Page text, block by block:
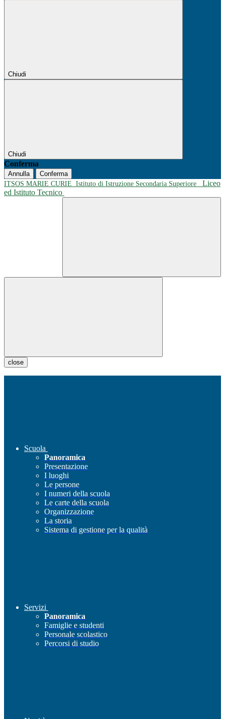
Chiudi
Chiudi
Conferma
Annulla
Conferma
ITSOS MARIE CURIE Istituto di Istruzione Secondaria Superiore
Liceo
ed Istituto Tecnico
close
Scuola
Panoramica
Presentazione
I luoghi
Le persone
I numeri della scuola
Le carte della scuola
Organizzazione
La storia
Sistema di gestione per la qualità
Servizi
Panoramica
Famiglie e studenti
Personale scolastico
Percorsi di studio